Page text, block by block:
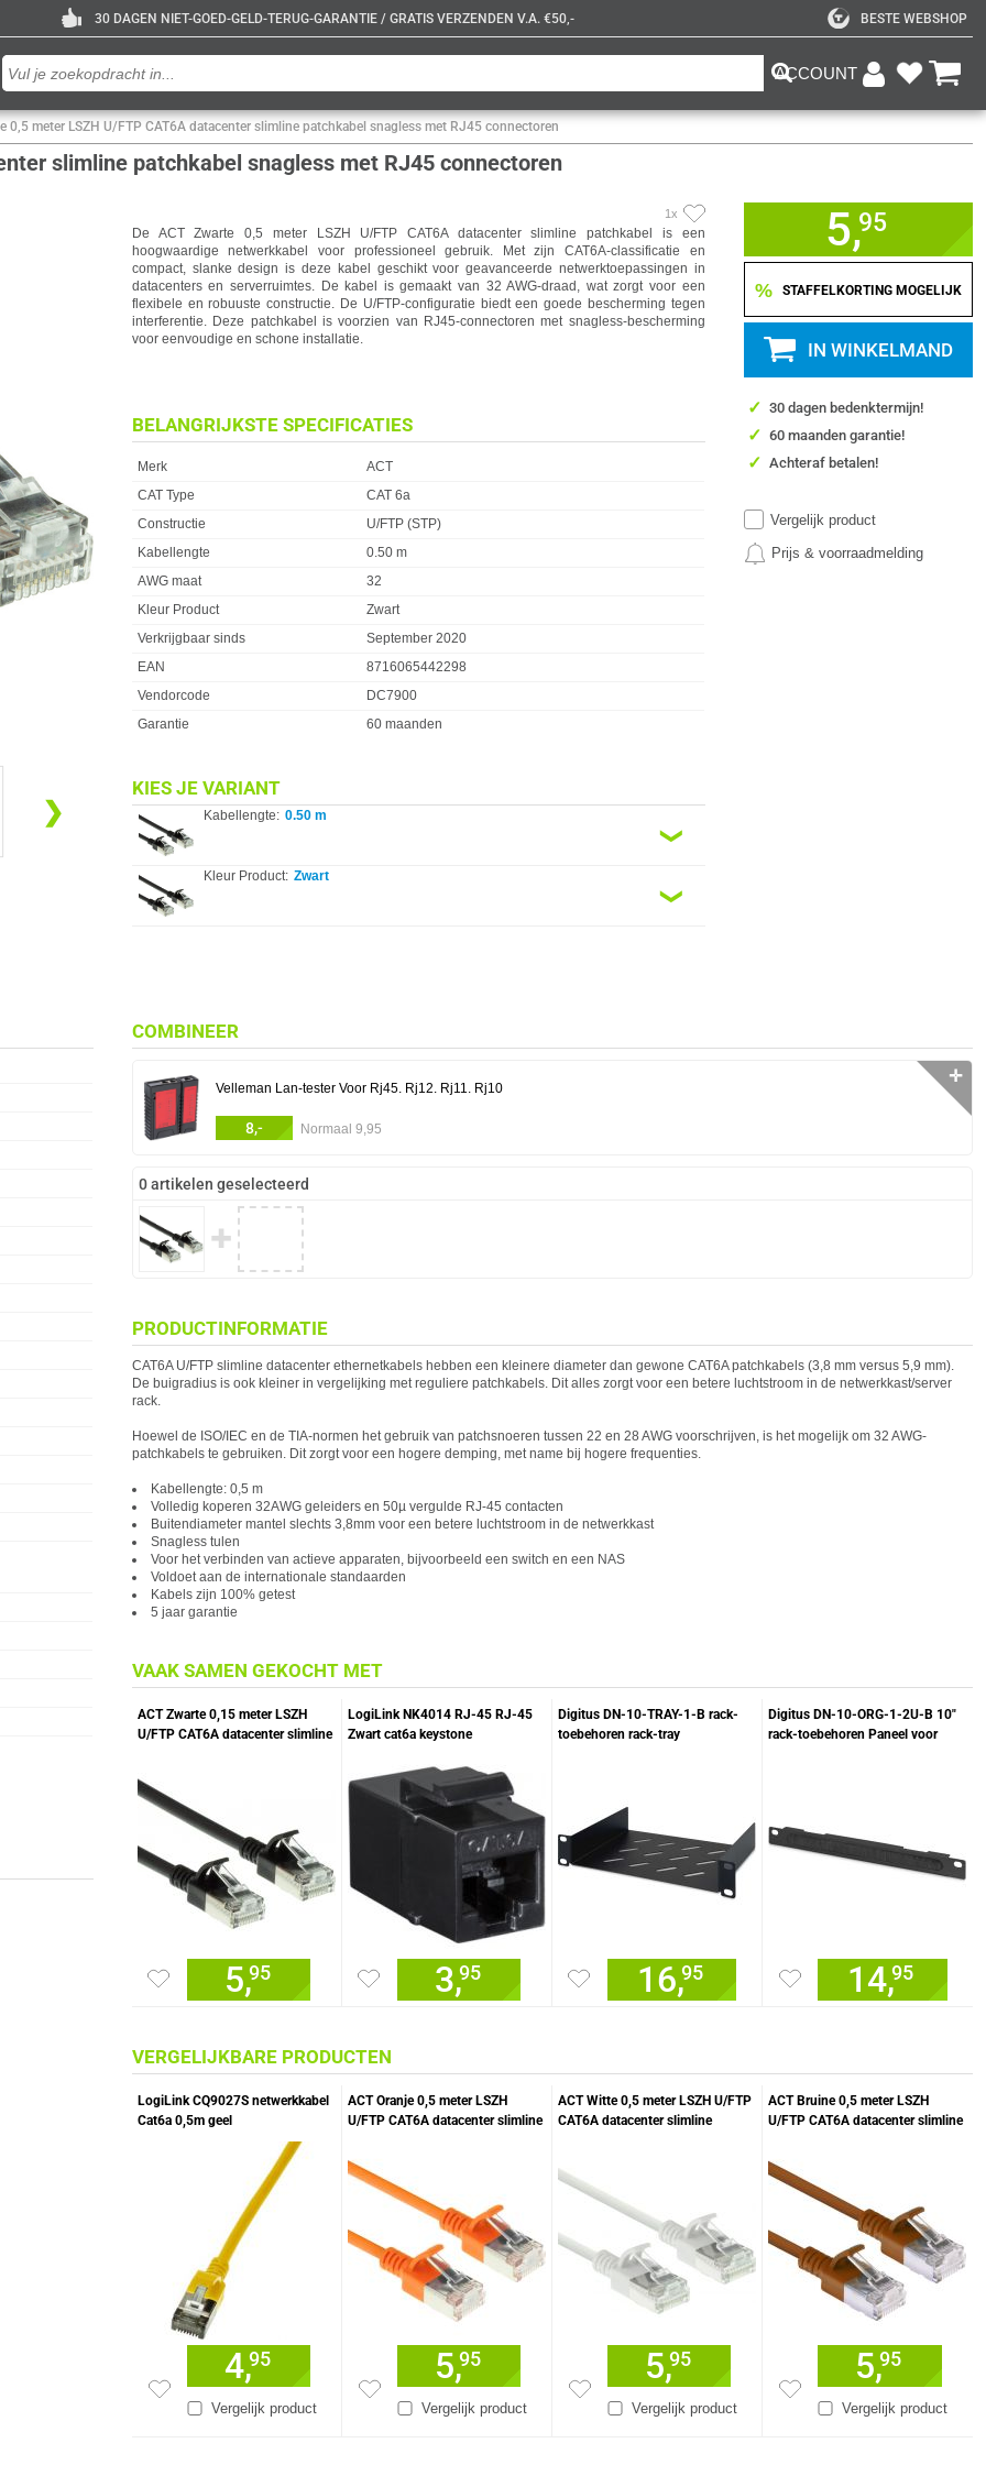
30 DAGEN NIET-GOED-GELD-TERUG-GARANTIE / GRATIS VERZENDEN V.A. €50,- BESTE WEBSHOP
ACCOUNT
0,5 meter LSZH U/FTP CAT6A datacenter slimline patchkabel snagless met RJ45 connectoren
slimline patchkabel snagless met RJ45 connectoren
❯
1x
De ACT Zwarte 0,5 meter LSZH U/FTP CAT6A datacenter slimline patchkabel is een
hoogwaardige netwerkkabel voor professioneel gebruik. Met zijn CAT6A-classificatie en
compact, slanke design is deze kabel geschikt voor geavanceerde netwerktoepassingen in
datacenters en serverruimtes. De kabel is gemaakt van 32 AWG-draad, wat zorgt voor een
flexibele en robuuste constructie. De U/FTP-configuratie biedt een goede bescherming tegen
interferentie. Deze patchkabel is voorzien van RJ45-connectoren met snagless-bescherming
voor eenvoudige en schone installatie.
BELANGRIJKSTE SPECIFICATIES
Eigenschap
Merk
ACT
CAT Type
CAT 6a
Constructie
U/FTP (STP)
Kabellengte
0.50 m
AWG maat
32
Kleur Product
Zwart
Verkrijgbaar sinds
September 2020
EAN
8716065442298
Vendorcode
DC7900
Garantie
60 maanden
KIES JE VARIANT
Kabellengte: 0.50 m
❮
Kleur Product: Zwart
❮
5,95
% STAFFELKORTING MOGELIJK
IN WINKELMAND
✓ 30 dagen bedenktermijn!
✓ 60 maanden garantie!
✓ Achteraf betalen!
Vergelijk product
Prijs & voorraadmelding
COMBINEER
Velleman Lan-tester Voor Rj45. Rj12. Rj11. Rj10
8,- Normaal 9,95
✛
0 artikelen geselecteerd
✚
PRODUCTINFORMATIE
CAT6A U/FTP slimline datacenter ethernetkabels hebben een kleinere diameter dan gewone CAT6A patchkabels (3,8 mm versus 5,9 mm).
De buigradius is ook kleiner in vergelijking met reguliere patchkabels. Dit alles zorgt voor een betere luchtstroom in de netwerkkast/server
rack.
Hoewel de ISO/IEC en de TIA-normen het gebruik van patchsnoeren tussen 22 en 28 AWG voorschrijven, is het mogelijk om 32 AWG-
patchkabels te gebruiken. Dit zorgt voor een hogere demping, met name bij hogere frequenties.
Kabellengte: 0,5 m
Volledig koperen 32AWG geleiders en 50µ vergulde RJ-45 contacten
Buitendiameter mantel slechts 3,8mm voor een betere luchtstroom in de netwerkkast
Snagless tulen
Voor het verbinden van actieve apparaten, bijvoorbeeld een switch en een NAS
Voldoet aan de internationale standaarden
Kabels zijn 100% getest
5 jaar garantie
VAAK SAMEN GEKOCHT MET
ACT Zwarte 0,15 meter LSZH
U/FTP CAT6A datacenter slimline
5,95
LogiLink NK4014 RJ-45 RJ-45
Zwart cat6a keystone
3,95
Digitus DN-10-TRAY-1-B rack-
toebehoren rack-tray
16,95
Digitus DN-10-ORG-1-2U-B 10"
rack-toebehoren Paneel voor
14,95
VERGELIJKBARE PRODUCTEN
LogiLink CQ9027S netwerkkabel
Cat6a 0,5m geel
Vergelijk product
4,95
ACT Oranje 0,5 meter LSZH
U/FTP CAT6A datacenter slimline
connectoren
Vergelijk product
5,95
ACT Witte 0,5 meter LSZH U/FTP
CAT6A datacenter slimline
Vergelijk product
5,95
ACT Bruine 0,5 meter LSZH
U/FTP CAT6A datacenter slimline
connectoren
Vergelijk product
5,95